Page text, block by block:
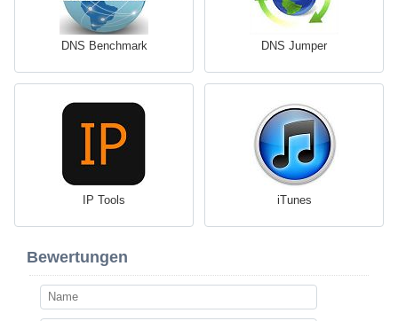
DNS Benchmark DNS Jumper
IP Tools iTunes
Bewertungen